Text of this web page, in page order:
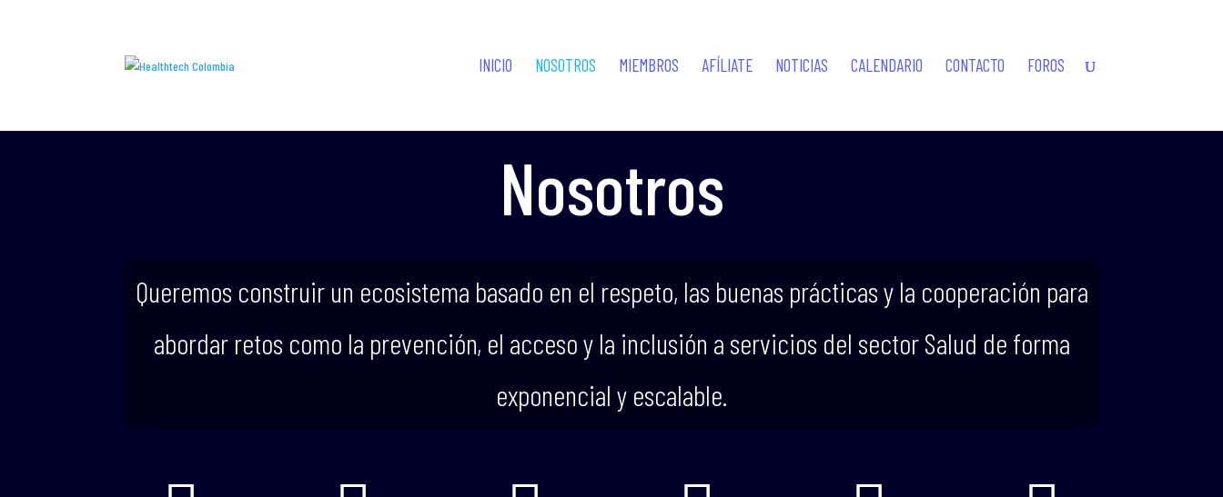
INICIO NOSOTROS MIEMBROS AFÍLIATE NOTICIAS CALENDARIO CONTACTO FOROS
Nosotros
Queremos construir un ecosistema basado en el respeto, las buenas prácticas y la cooperación para
abordar retos como la prevención, el acceso y la inclusión a servicios del sector Salud de forma
exponencial y escalable.